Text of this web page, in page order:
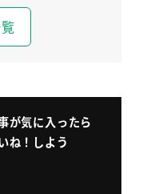
が気に入ったら
ね！しよう